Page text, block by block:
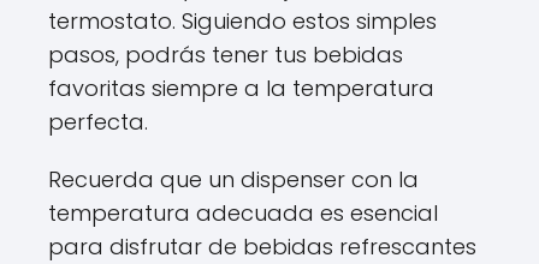
termostato. Siguiendo estos simples
pasos, podrás tener tus bebidas
favoritas siempre a la temperatura
perfecta.
Recuerda que un dispenser con la
temperatura adecuada es esencial
para disfrutar de bebidas refrescantes